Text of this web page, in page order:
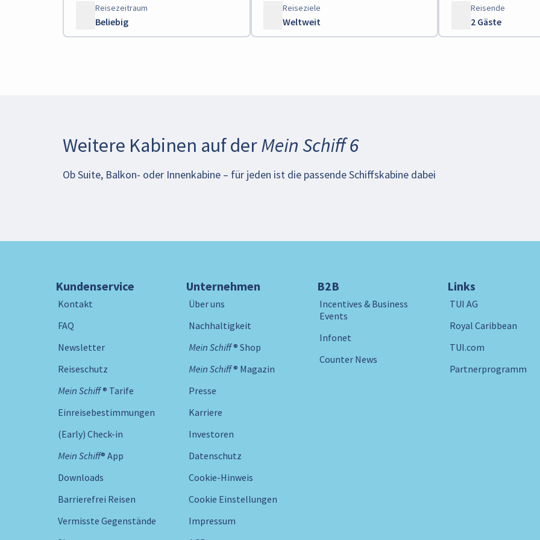
Reisezeitraum
Beliebig
Reiseziele
Weltweit
Reisende
2 Gäste
Weitere Kabinen auf derMein Schiff 6
Ob Suite, Balkon- oder Innenkabine – für jeden ist die passende Schiffskabine dabei
Kundenservice
Kontakt
FAQ
Newsletter
Reiseschutz
Mein Schiff ® Tarife
Einreisebestimmungen
(Early) Check-in
Mein Schiff® App
Downloads
Barrierefrei Reisen
Vermisste Gegenstände
Unternehmen
Über uns
Nachhaltigkeit
Mein Schiff ® Shop
Mein Schiff ® Magazin
Presse
Karriere
Investoren
Datenschutz
Cookie-Hinweis
Cookie Einstellungen
Impressum
B2B
Incentives & Business
Events
Infonet
Counter News
Links
TUI AG
Royal Caribbean
TUI.com
Partnerprogramm